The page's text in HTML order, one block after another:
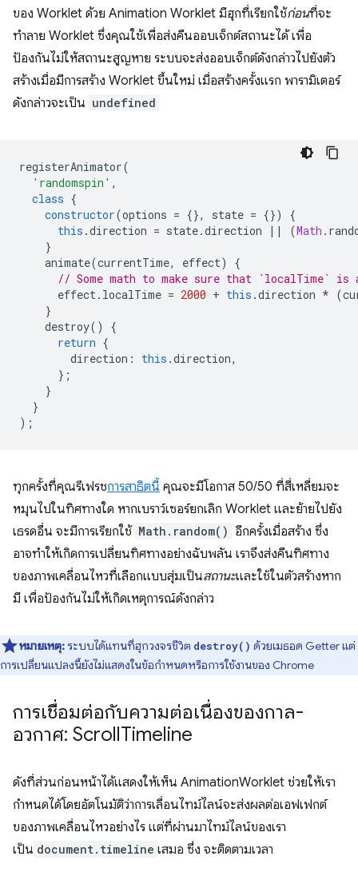
ของ Worklet ด้วย Animation Worklet มีฮุกที่เรียกใช้ก่อนที่จะ
ทำลาย Worklet ซึ่งคุณใช้เพื่อส่งคืนออบเจ็กต์สถานะได้ เพื่อ
ป้องกันไม่ให้สถานะสูญหาย ระบบจะส่งออบเจ็กต์ดังกล่าวไปยังตัว
สร้างเมื่อมีการสร้าง Worklet ขึ้นใหม่ เมื่อสร้างครั้งแรก พารามิเตอร์
ดังกล่าวจะเป็น undefined
registerAnimator(
'randomspin' ,
class {
constructor(options = {}, state = {})
{
this .direction = state.direction || (Math .
}
animate(currentTime, effect)
{
// Some math to make sure that `localTime` is
effect . localTime = 2000 + this .direction * (
}
destroy()
{
return {
direction : this .direction,
};
}
}
);
ทุกครั้งที่คุณรีเฟรชการสาธิตนี้ คุณจะมีโอกาส 50/50 ที่สี่เหลี่ยมจะ
หมุนไปในทิศทางใด หากเบราว์เซอร์ยกเลิก Worklet และย้ายไปยัง
เธรดอื่น จะมีการเรียกใช้ Math.random() อีกครั้งเมื่อสร้าง ซึ่ง
อาจทำให้เกิดการเปลี่ยนทิศทางอย่างฉับพลัน เราจึงส่งคืนทิศทาง
ของภาพเคลื่อนไหวที่เลือกแบบสุ่มเป็นสถานะและใช้ในตัวสร้างหาก
มี เพื่อป้องกันไม่ให้เกิดเหตุการณ์ดังกล่าว
หมายเหตุ:ระบบได้แทนที่ฮุกวงจรชีวิต destroy() ด้วยเมธอด Getter แต่
การเปลี่ยนแปลงนี้ยังไม่แสดงในข้อกำหนดหรือการใช้งานของ Chrome
การเชื่อมต่อกับความต่อเนื่องของกาล-
อวกาศ: ScrollTimeline
ดังที่ส่วนก่อนหน้าได้แสดงให้เห็น AnimationWorklet ช่วยให้เรา
กำหนดได้โดยอัตโนมัติว่าการเลื่อนไทม์ไลน์จะส่งผลต่อเอฟเฟกต์
ของภาพเคลื่อนไหวอย่างไร แต่ที่ผ่านมาไทม์ไลน์ของเรา
เป็น document.timeline เสมอ ซึ่ง จะติดตามเวลา